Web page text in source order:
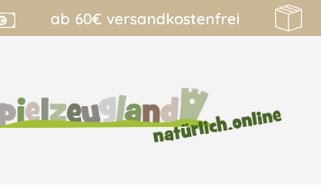
ab 60€ versandkostenfrei